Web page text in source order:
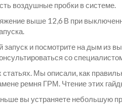
воздушные пробки в системе.
выше 12,6 В при
и посмотрите на дым из
со
Мы описали, как
ремня ГРМ. Чтение этих
вы устраняете небольшую